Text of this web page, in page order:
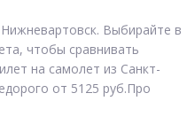
Выбирайте в
чтобы сравнивать
на самолет из Санкт-
от 5125 руб.Про